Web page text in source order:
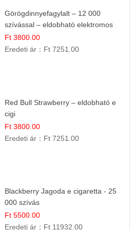
Görögdinnyefagylalt – 12 000
szívással – eldobható elektromos
cigi
Ft 3800.00
Eredeti ár： Ft 7251.00
Red Bull Strawberry – eldobható e
cigi
Ft 3800.00
Eredeti ár： Ft 7251.00
Blackberry Jagoda e cigaretta - 25
000 szívás
Ft 5500.00
Eredeti ár： Ft 11932.00